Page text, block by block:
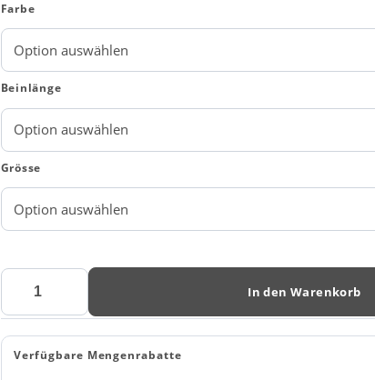
Farbe
Beinlänge
Grösse
Dassy®
Kyoto
Arbeitshose
Menge
In den Warenkorb
Verfügbare Mengenrabatte